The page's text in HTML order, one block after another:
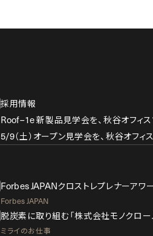
採用情報
Roof–1e新製品見学会を、秋谷オフィ
5/9（土）オープン見学会を、秋谷オフィ
Forbes JAPANクロストレプレナーアワー
Forbes JAPAN
脱炭素に取り組む「株式会社モノクロー
ミライのお仕事